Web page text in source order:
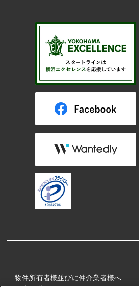
物件所有者様並びに仲介業者様へ
健康経営